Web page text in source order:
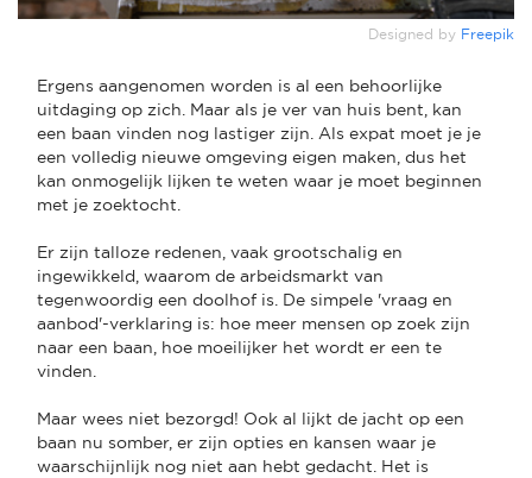
Designed by Freepik
Ergens aangenomen worden is al een behoorlijke
uitdaging op zich. Maar als je ver van huis bent, kan
een baan vinden nog lastiger zijn. Als expat moet je je
een volledig nieuwe omgeving eigen maken, dus het
kan onmogelijk lijken te weten waar je moet beginnen
met je zoektocht.
Er zijn talloze redenen, vaak grootschalig en
ingewikkeld, waarom de arbeidsmarkt van
tegenwoordig een doolhof is. De simpele 'vraag en
aanbod'-verklaring is: hoe meer mensen op zoek zijn
naar een baan, hoe moeilijker het wordt er een te
vinden.
Maar wees niet bezorgd! Ook al lijkt de jacht op een
baan nu somber, er zijn opties en kansen waar je
waarschijnlijk nog niet aan hebt gedacht. Het is